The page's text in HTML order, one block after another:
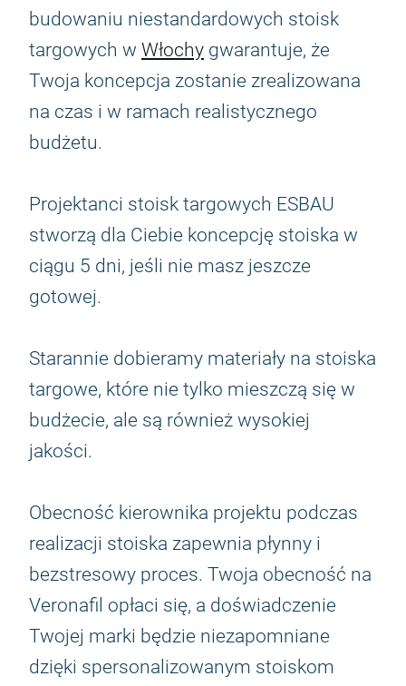
budowaniu niestandardowych stoisk
targowych w Włochy gwarantuje, że
Twoja koncepcja zostanie zrealizowana
na czas i w ramach realistycznego
budżetu.
Projektanci stoisk targowych ESBAU
stworzą dla Ciebie koncepcję stoiska w
ciągu 5 dni, jeśli nie masz jeszcze
gotowej.
Starannie dobieramy materiały na stoiska
targowe, które nie tylko mieszczą się w
budżecie, ale są również wysokiej
jakości.
Obecność kierownika projektu podczas
realizacji stoiska zapewnia płynny i
bezstresowy proces. Twoja obecność na
Veronafil opłaci się, a doświadczenie
Twojej marki będzie niezapomniane
dzięki spersonalizowanym stoiskom